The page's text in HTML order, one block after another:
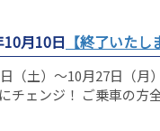
月10日 【終了いた
（土）～10月27日（月
チェンジ！ ご乗車の方